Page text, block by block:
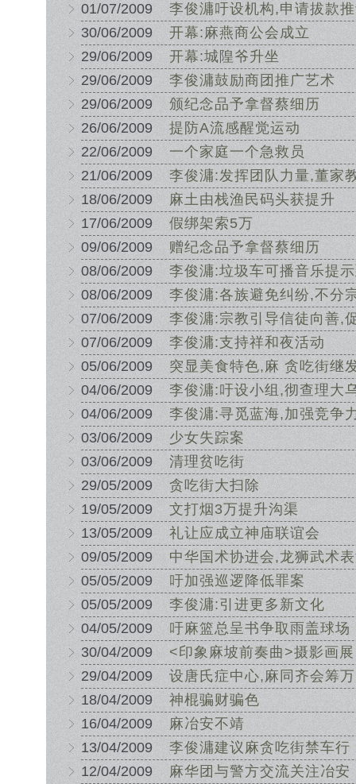
01/07/2009
李俊滽吁设机构,申请拔款
30/06/2009
开幕:麻燕商公会成立
29/06/2009
开幕:城隍爷升坐
29/06/2009
李俊滽鼓励商团推广艺术
29/06/2009
颁纪念品予拿督蔡细历
26/06/2009
提防A流感醒觉运动
22/06/2009
一个家庭一个急救员
21/06/2009
李俊滽:发挥团队力量,董家
18/06/2009
麻土由栈渔民码头获提升
17/06/2009
假绑架索5万
09/06/2009
赠纪念品予拿督蔡细历
08/06/2009
李俊滽:垃圾车可播音乐提
08/06/2009
李俊滽:各族避免纠纷,不分
07/06/2009
李俊滽:宗教引导信徒向善,
07/06/2009
李俊滽:支持祥和夜活动
05/06/2009
突显美食特色,麻 贪吃街继
04/06/2009
李俊滽:吁设小组,彻查理大
04/06/2009
李俊滽:寻觅蓝海,加强竞争
03/06/2009
少女失踪案
03/06/2009
清理贫吃街
29/05/2009
贪吃街大扫除
19/05/2009
文打烟3万提升沟渠
13/05/2009
礼让应成立神庙联谊会
09/05/2009
中华国术协进会,龙狮武术
05/05/2009
吁加强巡逻降低罪案
05/05/2009
李俊滽:引进更多新文化
04/05/2009
吁麻篮总呈书争取雨盖球场
30/04/2009
<印象麻坡前奏曲>摄影画展
29/04/2009
设唐氏症中心,麻同齐会筹
18/04/2009
神棍骗财骗色
16/04/2009
麻冶安不靖
13/04/2009
李俊滽建议麻贪吃街禁车行
12/04/2009
麻华团与警方交流关注冶安